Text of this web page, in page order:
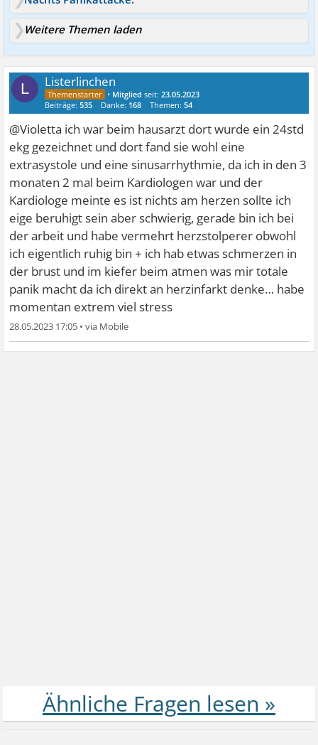
Weitere Themen laden
L Listerlinchen
• Mitglied seit:23.05.2023
Beiträge:535 Danke: 168 Themen:54
@Violetta ich war beim hausarzt dort wurde ein 24std
ekg gezeichnet und dort fand sie wohl eine
extrasystole und eine sinusarrhythmie, da ich in den 3
monaten 2 mal beim Kardiologen war und der
Kardiologe meinte es ist nichts am herzen sollte ich
eige beruhigt sein aber schwierig, gerade bin ich bei
der arbeit und habe vermehrt herzstolperer obwohl
ich eigentlich ruhig bin + ich hab etwas schmerzen in
der brust und im kiefer beim atmen was mir totale
panik macht da ich direkt an herzinfarkt denke… habe
momentan extrem viel stress
28.05.2023 17:05 •